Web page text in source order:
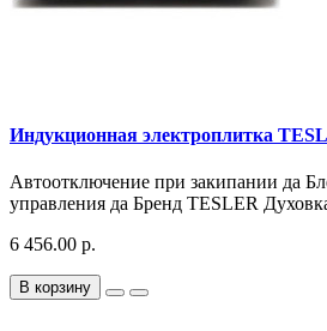
Индукционная электроплитка
Автоотключение при закипании да
управления да Бренд TESLER
6 456.00 р.
В корзину